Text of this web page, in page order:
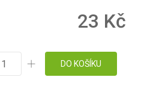
23 Kč
DO KOŠÍKU